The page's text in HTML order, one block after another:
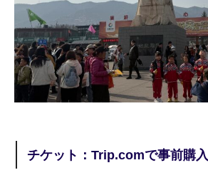
チケット：Trip.comで事前購入